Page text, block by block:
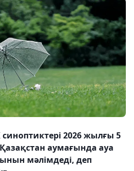
2026 жылғы 5
аумағында ауа
мәлімдеді, деп